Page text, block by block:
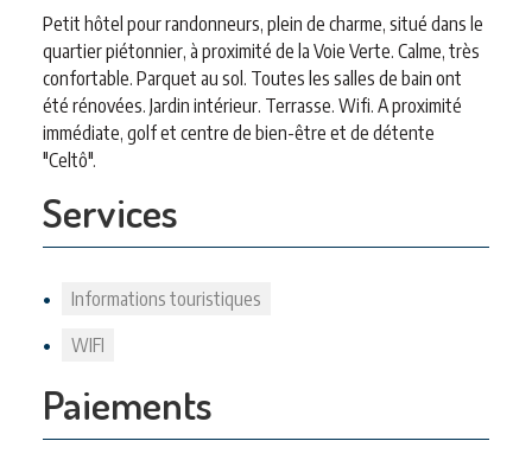
Petit hôtel pour randonneurs, plein de charme, situé dans le
quartier piétonnier, à proximité de la Voie Verte. Calme, très
confortable. Parquet au sol. Toutes les salles de bain ont
été rénovées. Jardin intérieur. Terrasse. Wifi. A proximité
immédiate, golf et centre de bien-être et de détente
"Celtô".
Services
Informations touristiques
WIFI
Paiements